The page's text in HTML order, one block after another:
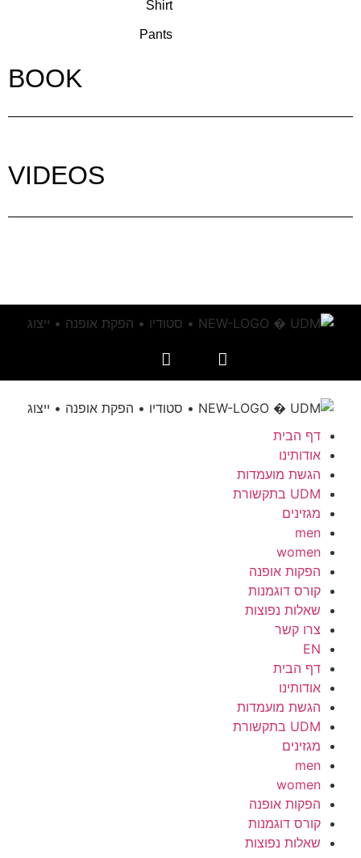
Shirt
Pants
BOOK
VIDEOS
דף הבית
אודותינו
הגשת מועמדות
UDM בתקשורת
מגזינים
men
women
הפקות אופנה
קורס דוגמנות
שאלות נפוצות
צרו קשר
EN
דף הבית
אודותינו
הגשת מועמדות
UDM בתקשורת
מגזינים
men
women
הפקות אופנה
קורס דוגמנות
שאלות נפוצות